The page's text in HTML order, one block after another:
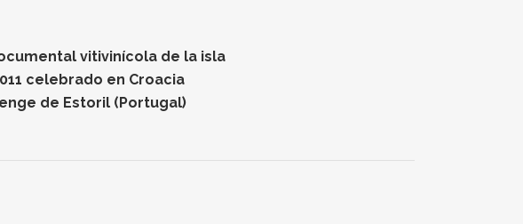
vitivinícola de la isla
celebrado en Croacia
de Estoril (Portugal)